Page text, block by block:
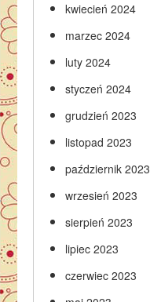
kwiecień 2024
marzec 2024
luty 2024
styczeń 2024
grudzień 2023
listopad 2023
październik 2023
wrzesień 2023
sierpień 2023
lipiec 2023
czerwiec 2023